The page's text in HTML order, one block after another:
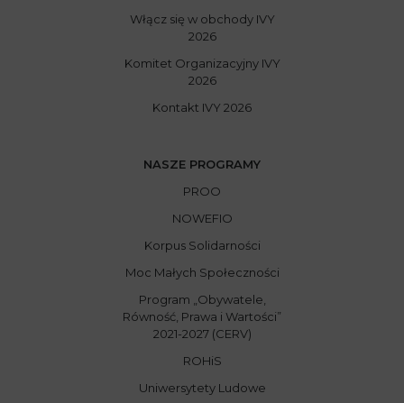
Włącz się w obchody IVY
2026
Komitet Organizacyjny IVY
2026
Kontakt IVY 2026
NASZE PROGRAMY
PROO
NOWEFIO
Korpus Solidarności
Moc Małych Społeczności
Program „Obywatele,
Równość, Prawa i Wartości”
2021-2027 (CERV)
ROHiS
Uniwersytety Ludowe